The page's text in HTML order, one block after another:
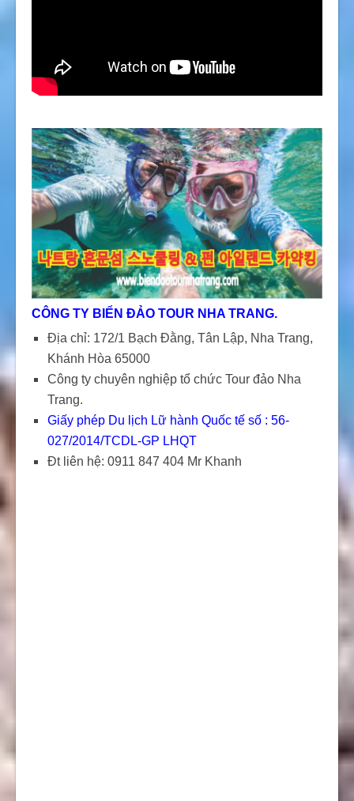
CÔNG TY BIỂN ĐẢO TOUR NHA TRANG.
Địa chỉ: 172/1 Bạch Đằng, Tân Lập, Nha Trang,
Khánh Hòa 65000
Công ty chuyên nghiệp tổ chức Tour đảo Nha
Trang.
Giấy phép Du lịch Lữ hành Quốc tế số : 56-
027/2014/TCDL-GP LHQT
Đt liên hệ: 0911 847 404 Mr Khanh